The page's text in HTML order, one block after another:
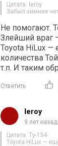
Цитата: leroy
Забыл зимние
Не помогают.
Злейший враг
Toyota HiLux
количества
т.п. И таким
Ответить
leroy
9 лет назад
Цитата: Ty-154
Toyota HiLux —